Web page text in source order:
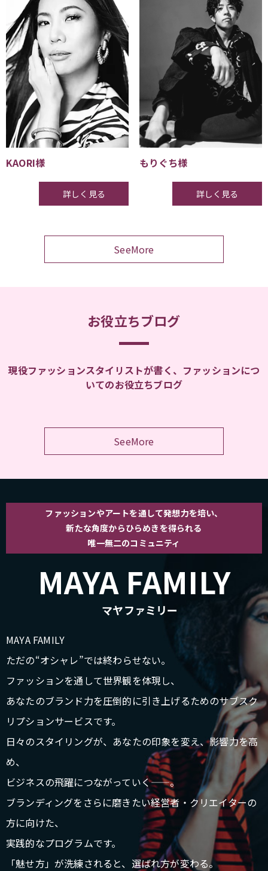
KAORI様
詳しく見る
もりぐち様
詳しく見る
SeeMore
お役立ちブログ
現役ファッションスタイリストが書く、ファッションにつ
いてのお役立ちブログ
SeeMore
ファッションやアートを通して発想力を培い、
新たな角度からひらめきを得られる
唯一無二のコミュニティ
MAYA FAMILY
マヤファミリー
MAYA FAMILY
ただの“オシャレ”では終わらせない。
ファッションを通して世界観を体現し、
あなたのブランド力を圧倒的に引き上げるためのサブスク
リプションサービスです。
日々のスタイリングが、あなたの印象を変え、影響力を高
め、
ビジネスの飛躍につながっていく——。
ブランディングをさらに磨きたい経営者・クリエイターの
方に向けた、
実践的なプログラムです。
「魅せ方」が洗練されると、選ばれ方が変わる。